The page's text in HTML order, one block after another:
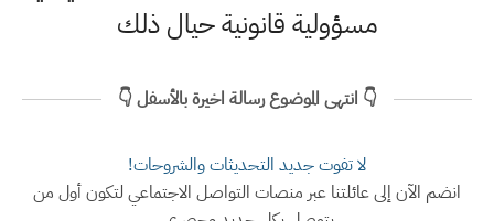
مسؤولية قانونية حيال ذلك
👇 انتهى الموضوع رسالة اخيرة بالأسفل 👇
لا تفوت جديد التحديثات والشروحات!
انضم الآن إلى عائلتنا عبر منصات التواصل الاجتماعي لتكون أول من